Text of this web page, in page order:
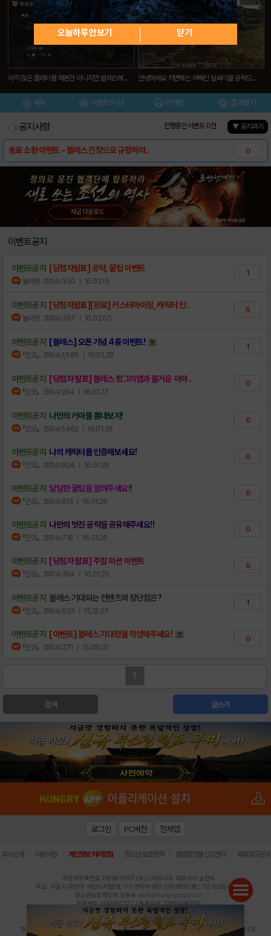
아직 많은 플레이를 해본건 아니지만 블레스에서는 특정 몬스터를 잡았을때 퀘스트가 발생하는 아이템을 떨구는 경우가 있습니다. 이 퀘스트의 경우 특별한건 없지만 몬스터를 잡았을때 추가 보상(경험치와 골드)을 받을 수 있다는 점이겠죠. 안녕하세요 저번에는 어쎄신 딜싸이클 공략으로 찾아뵜는데, 그때는 스샷도 없어서 재미도 없으셨죠. 사실 어쎄에 살짝 질리기도 하고 해서 법사를 새로 만들어서 공략을 위해서 후다닥 키웠는데요 26랩이 되었습니다. 그래서 공략들어갑니다.
메뉴 이벤트/미션 이벤트 즐겨찾기
공지사항 진행중인 이벤트 0건 ▼ 공지펴기
동료 소환 이벤트 - 블레스 전장으로 규합하라.. 0
2/23(화) 업데이트 내역 안내 0
버그 제보에 대한 조치 안내
게임 실행 오류 해결 방법 안내
이벤트공지
이벤트공지 [당첨자발표] 공략, 꿀팁 이벤트
놀러왕 조회수:350 | 16.02.15
1
이벤트공지 [당첨자발표][완료] 커스터마이징, 캐릭터 인..
놀러왕 조회수:367 | 16.02.05
5
이벤트공지 [블레스] 오픈 기념 4종 이벤트!
『인코』 조회수:1,585 | 16.01.28
1
이벤트공지 [당첨자 발표] 블레스 헝그리앱과 즐거운 이야..
『인코』 조회수:284 | 16.01.27
0
이벤트공지 나만의 커마를 뽐내보자!
『인코』 조회수:1,462 | 16.01.26
0
이벤트공지 나의 캐릭터를 인증해보세요!
『인코』 조회수:804 | 16.01.26
0
이벤트공지 달달한 꿀팁을 알려주세요!!
『인코』 조회수:813 | 16.01.26
0
이벤트공지 나만의 멋진 공략을 공유해주세요!!
『인코』 조회수:718 | 16.01.26
0
이벤트공지 [당첨자 발표] 주말 미션 이벤트
『인코』 조회수:304 | 16.01.25
0
이벤트공지 블레스 기대되는 컨텐츠와 장단점은?
『인코』 조회수:533 | 15.12.07
1
이벤트공지 [이벤트] 블레스 기대평을 작성해주세요!
『인코』 조회수:371 | 15.09.01
0
1
검색 글쓰기
오늘하루 안보기 닫기
로그인 PC버전 전체앱
회사소개 이용약관 개인정보 처리방침 청소년 보호정책 불법촬영물 신고센터 제휴광고문의
사업자등록번호:119-86-61101 (주)스마트나우 대표이사:송현두
주소: 서울시 금천구 가산디지털1로 171 연락처:063-284-8635 팩스:02-6265-0377
청소년보호책임자:김동욱 desk@hungryapp.co.kr
등록번호:서울아02322 | 등록일자:2016년4월25일
발행인:(주)스마트나우 송현두 | 편집인:김동욱
헝그리앱의 콘텐츠 및 기사는 저작권법의 보호를 받으므로, 무단 전재, 복사, 배포 등을 금합니다.